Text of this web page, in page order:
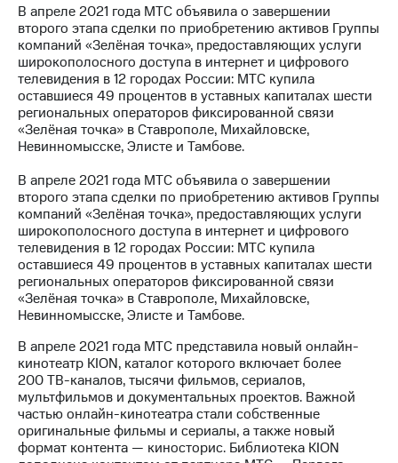
В апреле 2021 года МТС объявила о завершении
второго этапа сделки по приобретению активов Группы
компаний «Зелёная точка», предоставляющих услуги
широкополосного доступа в интернет и цифрового
телевидения в 12 городах России: МТС купила
оставшиеся 49 процентов в уставных капиталах шести
региональных операторов фиксированной связи
«Зелёная точка» в Ставрополе, Михайловске,
Невинномысске, Элисте и Тамбове.
В апреле 2021 года МТС объявила о завершении
второго этапа сделки по приобретению активов Группы
компаний «Зелёная точка», предоставляющих услуги
широкополосного доступа в интернет и цифрового
телевидения в 12 городах России: МТС купила
оставшиеся 49 процентов в уставных капиталах шести
региональных операторов фиксированной связи
«Зелёная точка» в Ставрополе, Михайловске,
Невинномысске, Элисте и Тамбове.
В апреле 2021 года МТС представила новый онлайн-
кинотеатр KION, каталог которого включает более
200 ТВ-каналов, тысячи фильмов, сериалов,
мультфильмов и документальных проектов. Важной
частью онлайн-кинотеатра стали собственные
оригинальные фильмы и сериалы, а также новый
формат контента — киносторис. Библиотека KION